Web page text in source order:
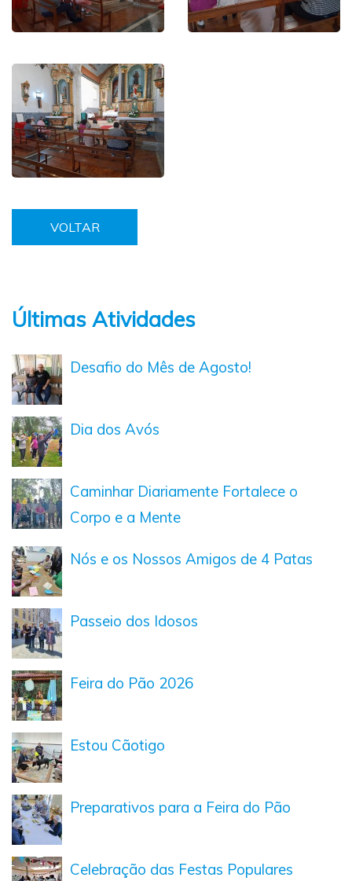
VOLTAR
Últimas Atividades
Desafio do Mês de Agosto!
Dia dos Avós
Caminhar Diariamente Fortalece o
Corpo e a Mente
Nós e os Nossos Amigos de 4 Patas
Passeio dos Idosos
Feira do Pão 2026
Estou Cãotigo
Preparativos para a Feira do Pão
Celebração das Festas Populares